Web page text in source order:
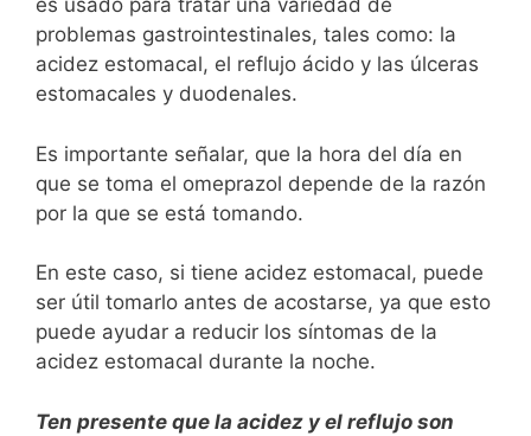
es usado para tratar una variedad de
problemas gastrointestinales, tales como: la
acidez estomacal, el reflujo ácido y las úlceras
estomacales y duodenales.
Es importante señalar, que la hora del día en
que se toma el omeprazol depende de la razón
por la que se está tomando.
En este caso, si tiene acidez estomacal, puede
ser útil tomarlo antes de acostarse, ya que esto
puede ayudar a reducir los síntomas de la
acidez estomacal durante la noche.
Ten presente que la acidez y el reflujo son